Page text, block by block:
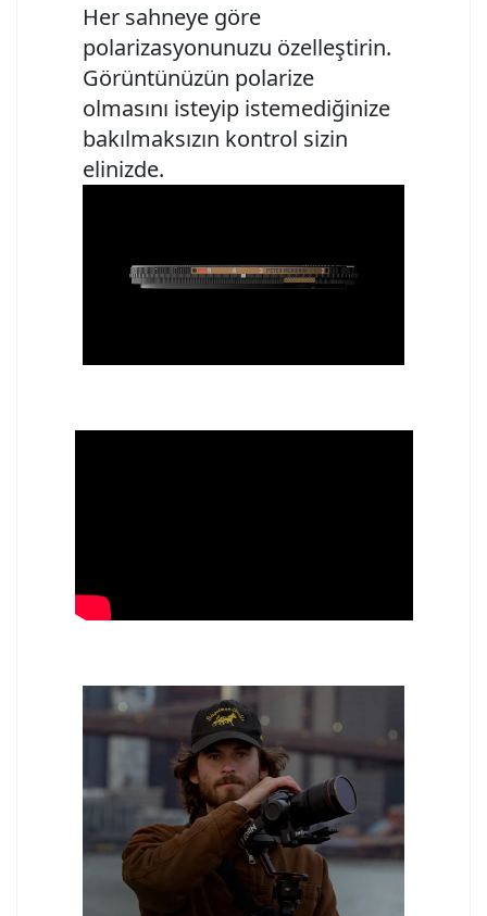
Her sahneye göre
polarizasyonunuzu özelleştirin.
Görüntünüzün polarize
olmasını isteyip istemediğinize
bakılmaksızın kontrol sizin
elinizde.